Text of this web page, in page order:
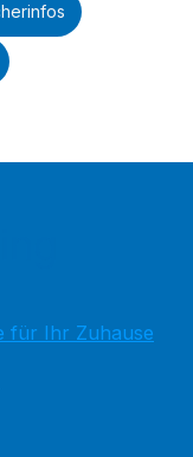
für Ihr Zuhause